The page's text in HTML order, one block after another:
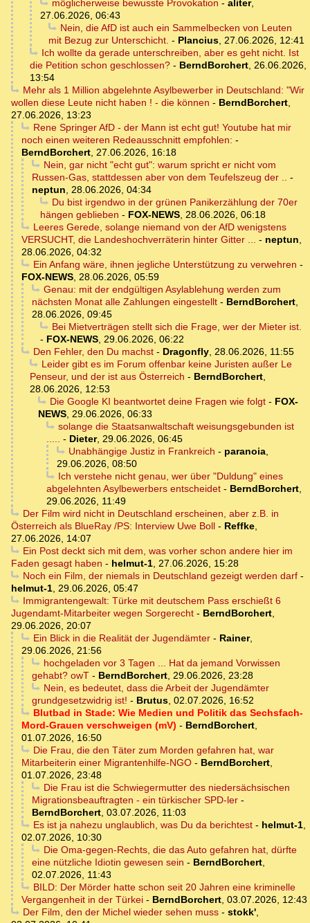
möglicherweise bewusste Provokation - aliter,
27.06.2026, 06:43
Nein, die AfD ist auch ein Sammelbecken von Leuten
mit Bezug zur Unterschicht. - Plancius, 27.06.2026, 12:41
Ich wollte da gerade unterschreiben, aber es geht nicht. Ist
die Petition schon geschlossen? - BerndBorchert, 26.06.2026,
13:54
Mehr als 1 Million abgelehnte Asylbewerber in Deutschland: "Wir
wollen diese Leute nicht haben ! - die können - BerndBorchert,
27.06.2026, 13:23
Rene Springer AfD - der Mann ist echt gut! Youtube hat mir
noch einen weiteren Redeausschnitt empfohlen: -
BerndBorchert, 27.06.2026, 16:18
Nein, gar nicht "echt gut": warum spricht er nicht vom
Russen-Gas, stattdessen aber von dem Teufelszeug der .. -
neptun, 28.06.2026, 04:34
Du bist irgendwo in der grünen Panikerzählung der 70er
hängen geblieben - FOX-NEWS, 28.06.2026, 06:18
Leeres Gerede, solange niemand von der AfD wenigstens
VERSUCHT, die Landeshochverräterin hinter Gitter ... - neptun,
28.06.2026, 04:32
Ein Anfang wäre, ihnen jegliche Unterstützung zu verwehren -
FOX-NEWS, 28.06.2026, 05:59
Genau: mit der endgültigen Asylablehung werden zum
nächsten Monat alle Zahlungen eingestellt - BerndBorchert,
28.06.2026, 09:45
Bei Mietverträgen stellt sich die Frage, wer der Mieter ist.
- FOX-NEWS, 29.06.2026, 06:22
Den Fehler, den Du machst- Dragonfly, 28.06.2026, 11:55
Leider gibt es im Forum offenbar keine Juristen außer Le
Penseur, und der ist aus Österreich - BerndBorchert,
28.06.2026, 12:53
Die Google KI beantwortet deine Fragen wie folgt- FOX-
NEWS, 29.06.2026, 06:33
solange die Staatsanwaltschaft weisungsgebunden ist
..... - Dieter, 29.06.2026, 06:45
Unabhängige Justiz in Frankreich - paranoia,
29.06.2026, 08:50
Ich verstehe nicht genau, wer über "Duldung" eines
abgelehnten Asylbewerbers entscheidet - BerndBorchert,
29.06.2026, 11:49
Der Film wird nicht in Deutschland erscheinen, aber z.B. in
Österreich als BlueRay /PS: Interview Uwe Boll - Reffke,
27.06.2026, 14:07
Ein Post deckt sich mit dem, was vorher schon andere hier im
Faden gesagt haben - helmut-1, 27.06.2026, 15:28
Noch ein Film, der niemals in Deutschland gezeigt werden darf-
helmut-1, 29.06.2026, 05:47
Immigrantengewalt: Türke mit deutschem Pass erschießt 6
Jugendamt-Mitarbeiter wegen Sorgerecht - BerndBorchert,
29.06.2026, 20:07
Ein Blick in die Realität der Jugendämter- Rainer,
29.06.2026, 21:56
hochgeladen vor 3 Tagen ... Hat da jemand Vorwissen
gehabt? owT - BerndBorchert, 29.06.2026, 23:28
Nein, es bedeutet, dass die Arbeit der Jugendämter
grundgesetzwidrig ist! - Brutus, 02.07.2026, 16:52
Blutbad in Stade: Wie Medien und Politik das Sechsfach-
Mord-Grauen verschweigen (mV) - BerndBorchert,
01.07.2026, 16:50
Die Frau, die den Täter zum Morden gefahren hat, war
Mitarbeiterin einer Migrantenhilfe-NGO - BerndBorchert,
01.07.2026, 23:48
Die Frau ist die Schwiegermutter des niedersächsischen
Migrationsbeauftragten - ein türkischer SPD-ler -
BerndBorchert, 03.07.2026, 11:03
Es ist ja nahezu unglaublich, was Du da berichtest- helmut-1,
02.07.2026, 10:30
Die Oma-gegen-Rechts, die das Auto gefahren hat, dürfte
eine nützliche Idiotin gewesen sein - BerndBorchert,
02.07.2026, 11:43
BILD: Der Mörder hatte schon seit 20 Jahren eine kriminelle
Vergangenheit in der Türkei - BerndBorchert, 03.07.2026, 12:43
Der Film, den der Michel wieder sehen muss- stokk',